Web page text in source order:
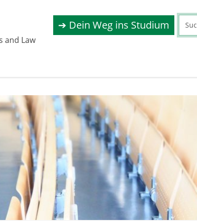
and Law
➔ Dein Weg ins Studium